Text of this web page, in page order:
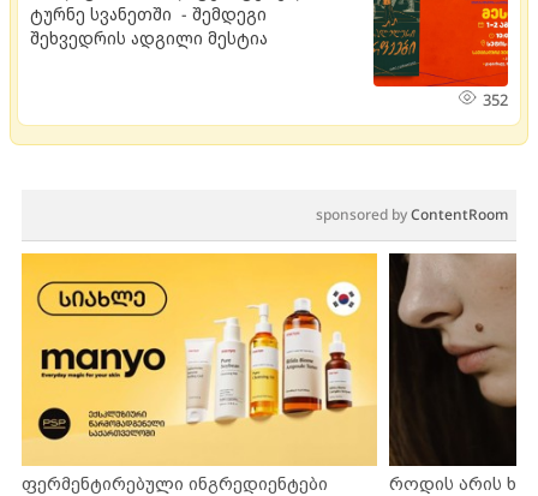
ტურნე სვანეთში - შემდეგი
შეხვედრის ადგილი მესტია
352
sponsored byContentRoom
ფერმენტირებული ინგრედიენტები
როდის არის